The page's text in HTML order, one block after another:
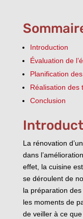
Introduction
Évaluation de
Planification
Réalisation des
Conclusion
La rénovation
dans
effet, la cuisine
se déroulent de
la préparation
les moments de
de veiller à ce